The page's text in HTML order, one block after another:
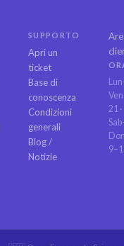
SUPPORTO
Apri un
ticket
Base di
conoscenza
Condizioni
generali
Blog /
Notizie
21 ·